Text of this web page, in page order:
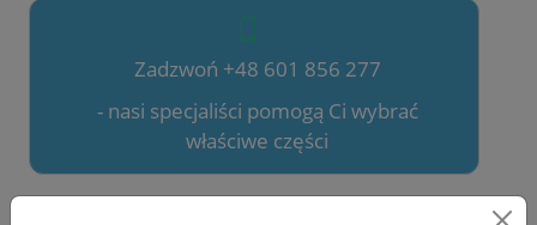
Zadzwoń +48 601 856 277
- nasi specjaliści pomogą Ci wybrać
właściwe części